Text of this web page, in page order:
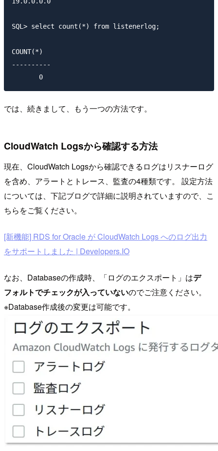
COUNT(*)
----------
       0
では、続きまして、もう一つの方法です。
CloudWatch Logsから確認する方法
現在、CloudWatch Logsから確認できるログはリスナーログ
を含め、アラートとトレース、監査の4種類です。 設定方法
については、下記ブログで詳細に説明されていますので、こ
ちらをご覧ください。
[新機能] RDS for Oracle が CloudWatch Logs へのログ出力
をサポートしました | Developers.IO
なお、Databaseの作成時、「ログのエクスポート」はデ
フォルトでチェックが入っていないのでご注意ください。
※Database作成後の変更は可能です。